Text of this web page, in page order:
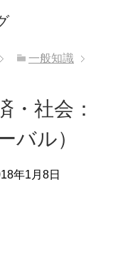
一般知識
・社会：
バル）
年1月8日